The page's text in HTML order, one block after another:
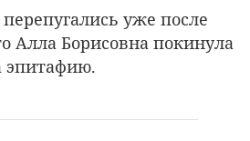
уже после
Борисовна покинула
эпитафию.